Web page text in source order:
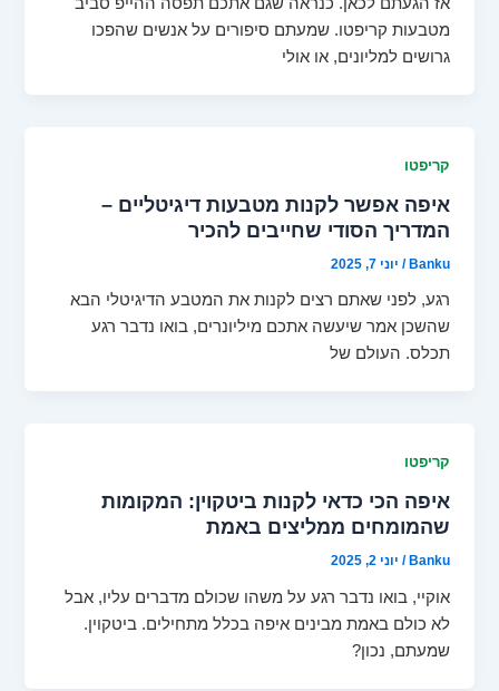
מטבעות קריפטו. שמעתם סיפורים על אנשים שהפכו
גרושים למליונים, או אולי
קריפטו
איפה אפשר לקנות מטבעות דיגיטליים –
המדריך הסודי שחייבים להכיר
Banku
/ יוני 7, 2025
רגע, לפני שאתם רצים לקנות את המטבע הדיגיטלי הבא
שהשכן אמר שיעשה אתכם מיליונרים, בואו נדבר רגע
תכלס. העולם של
קריפטו
איפה הכי כדאי לקנות ביטקוין: המקומות
שהמומחים ממליצים באמת
Banku
/ יוני 2, 2025
אוקיי, בואו נדבר רגע על משהו שכולם מדברים עליו, אבל
לא כולם באמת מבינים איפה בכלל מתחילים. ביטקוין.
שמעתם, נכון?